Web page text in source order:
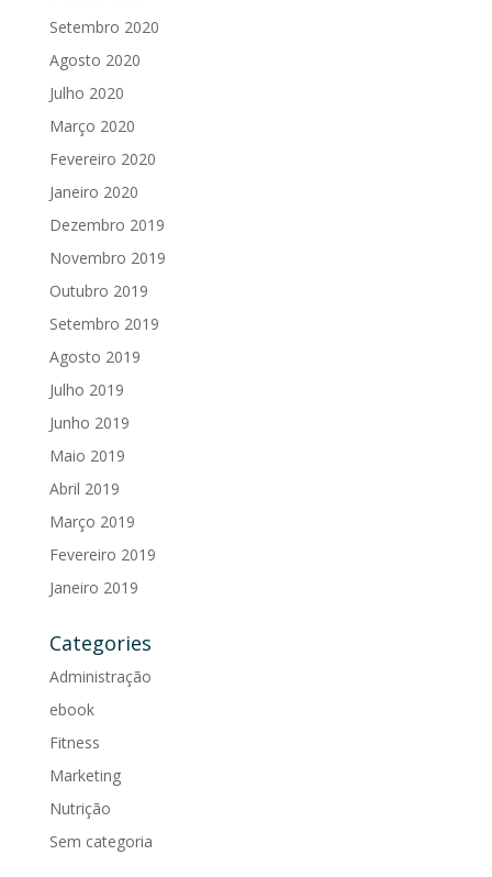
Setembro 2020
Agosto 2020
Julho 2020
Março 2020
Fevereiro 2020
Janeiro 2020
Dezembro 2019
Novembro 2019
Outubro 2019
Setembro 2019
Agosto 2019
Julho 2019
Junho 2019
Maio 2019
Abril 2019
Março 2019
Fevereiro 2019
Janeiro 2019
Categories
Administração
ebook
Fitness
Marketing
Nutrição
Sem categoria